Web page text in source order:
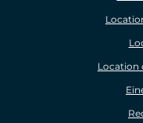
Location